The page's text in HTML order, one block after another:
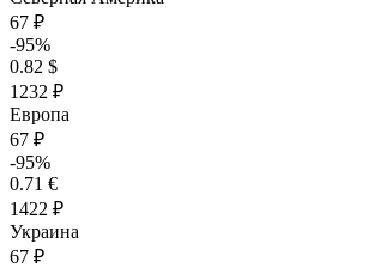
67 ₽
-95%
0.82 $
1232 ₽
Европа
67 ₽
-95%
0.71 €
1422 ₽
Украина
67 ₽